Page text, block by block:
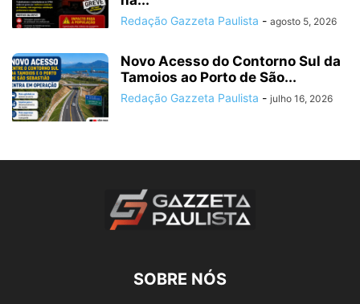
Redação Gazzeta Paulista - agosto 5, 2026
Novo Acesso do Contorno Sul da
Tamoios ao Porto de São...
Redação Gazzeta Paulista - julho 16, 2026
SOBRE NÓS